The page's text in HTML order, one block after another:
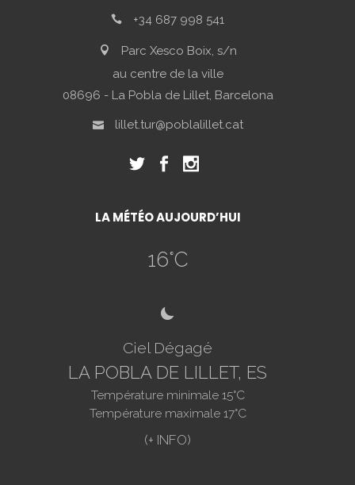
+34 687 998 541
Parc Xesco Boix, s/n
au centre de la ville
08696 - La Pobla de Lillet, Barcelona
lillet.tur@poblalillet.cat
LA MÉTÉO AUJOURD’HUI
16°C
2
Ciel Dégagé
LA POBLA DE LILLET, ES
Température minimale 15°C
Température maximale 17°C